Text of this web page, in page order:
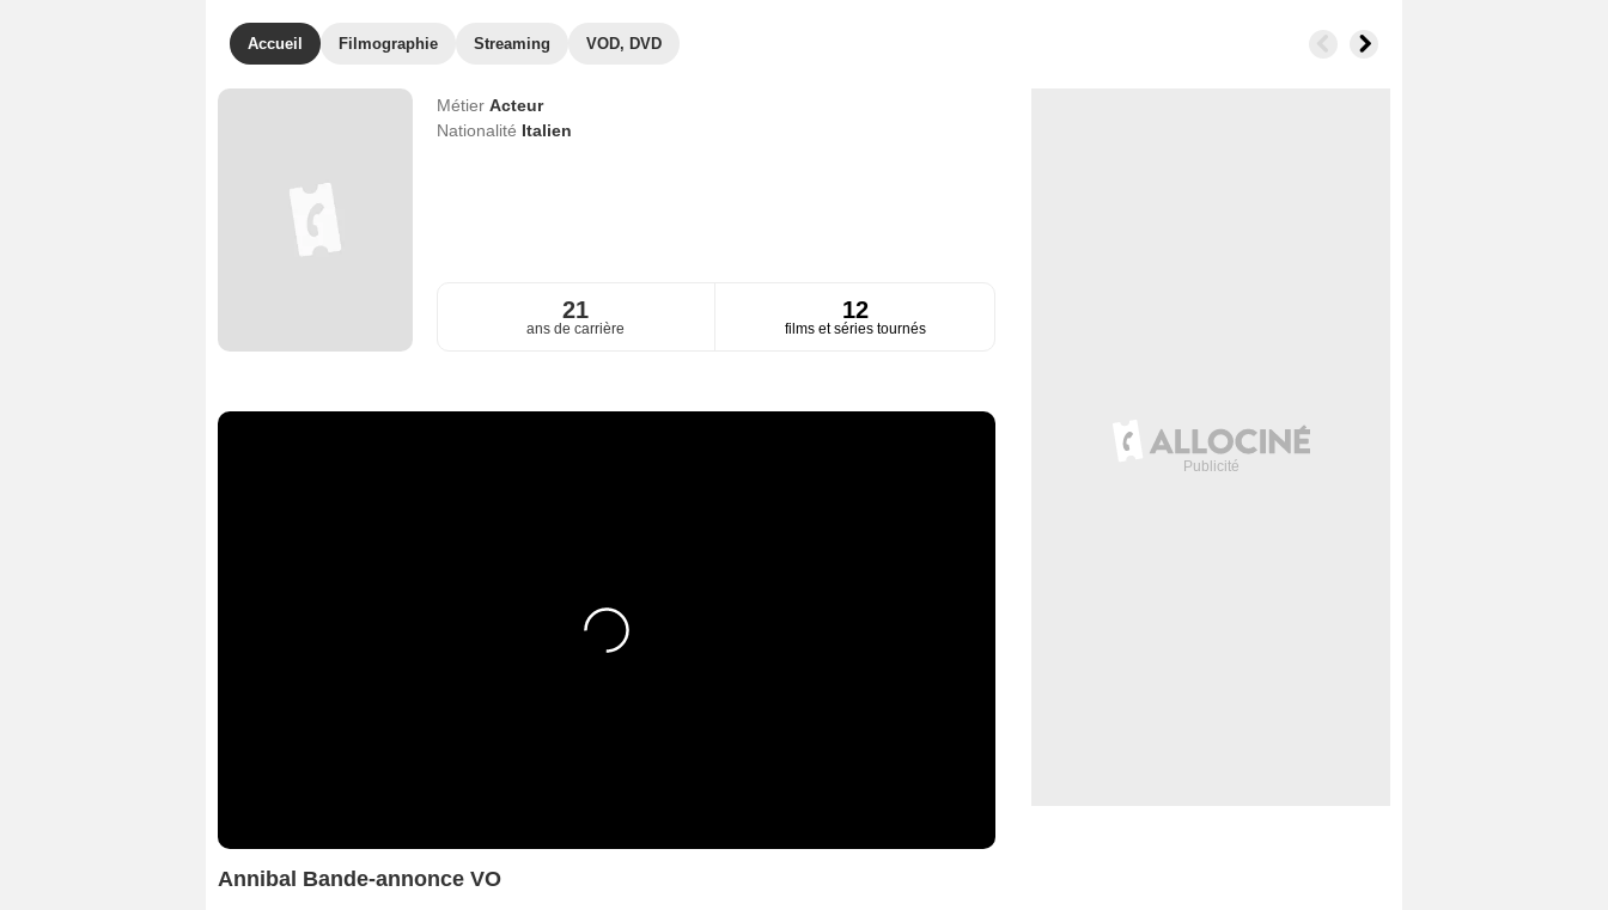
Accueil Filmographie Streaming VOD, DVD
Métier Acteur
Nationalité Italien
21
ans de carrière
12
films et séries tournés
Annibal Bande-annonce VO